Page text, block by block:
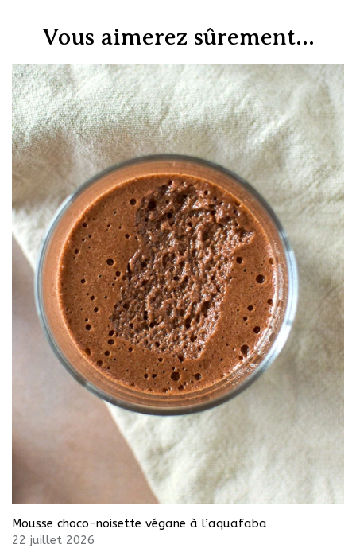
Vous aimerez sûrement...
Mousse choco-noisette végane à l’aquafaba
22 juillet 2026